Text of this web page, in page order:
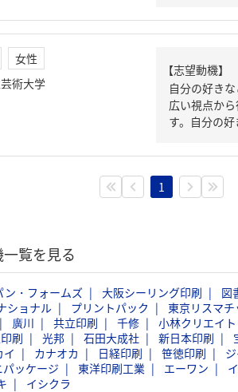
女性
術大学
【志望動機】
自分の好き
広い視点か
す。自分の
1
覧を見る
ン・フォームズ 大阪シーリング印刷 図
ショナル プリントパック 東京リスマチ
廣川 共立印刷 千修 小林クリエイト
刷 光邦 石田大成社 新日本印刷
イ カナオカ 日経印刷 笹徳印刷
パッケージ 東洋印刷工業 エーワン
イシクラ